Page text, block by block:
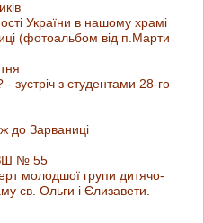
України в нашому храмі
(фотоальбом від п.Марти
зустріч з студентами 28-го
до Зарваниці
№ 55
молодшої групи дитячо-
св. Ольги і Єлизавети.